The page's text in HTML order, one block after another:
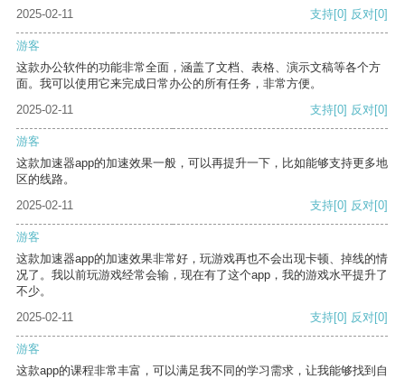
2025-02-11 支持[0] 反对[0]
游客
这款办公软件的功能非常全面，涵盖了文档、表格、演示文稿等各个方
面。我可以使用它来完成日常办公的所有任务，非常方便。
2025-02-11
支持[0] 反对[0]
游客
这款加速器app的加速效果一般，可以再提升一下，比如能够支持更多地
区的线路。
2025-02-11
支持[0] 反对[0]
游客
这款加速器app的加速效果非常好，玩游戏再也不会出现卡顿、掉线的情
况了。我以前玩游戏经常会输，现在有了这个app，我的游戏水平提升了
不少。
2025-02-11
支持[0] 反对[0]
游客
这款app的课程非常丰富，可以满足我不同的学习需求，让我能够找到自